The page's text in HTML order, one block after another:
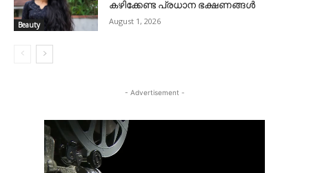
Beauty
കഴിക്കേണ്ട പ്രധാന ഭക്ഷണങ്ങൾ
August 1, 2026
- Advertisement -